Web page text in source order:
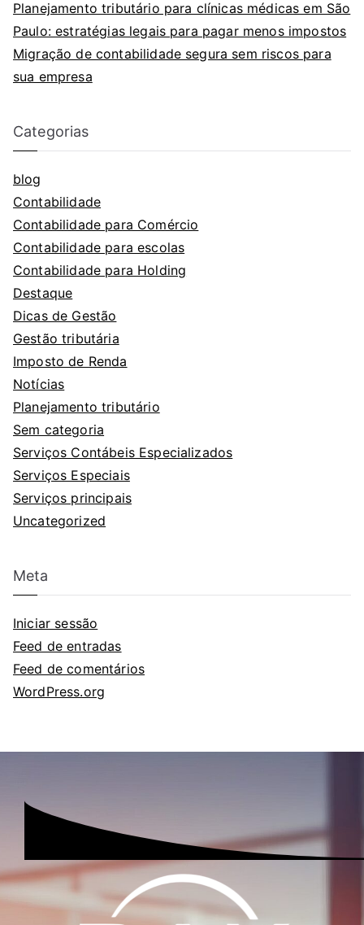
Planejamento tributário para clínicas médicas em São
Paulo: estratégias legais para pagar menos impostos
Migração de contabilidade segura sem riscos para
sua empresa
Categorias
blog
Contabilidade
Contabilidade para Comércio
Contabilidade para escolas
Contabilidade para Holding
Destaque
Dicas de Gestão
Gestão tributária
Imposto de Renda
Notícias
Planejamento tributário
Sem categoria
Serviços Contábeis Especializados
Serviços Especiais
Serviços principais
Uncategorized
Meta
Iniciar sessão
Feed de entradas
Feed de comentários
WordPress.org